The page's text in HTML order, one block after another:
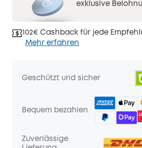
exklusive
102€ Cashback für jede
Mehr erfahren
Geschützt und sicher
Bequem bezahlen
Zuverlässige